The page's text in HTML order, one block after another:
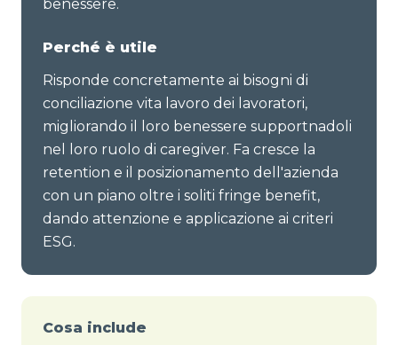
benessere.
Perché è utile
Risponde concretamente ai bisogni di
conciliazione vita lavoro dei lavoratori,
migliorando il loro benessere supportnadoli
nel loro ruolo di caregiver. Fa cresce la
retention e il posizionamento dell'azienda
con un piano oltre i soliti fringe benefit,
dando attenzione e applicazione ai criteri
ESG.
Cosa include